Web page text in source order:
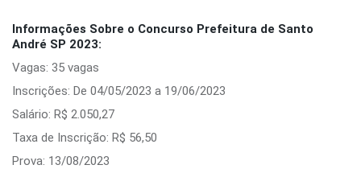
Informações Sobre o Concurso Prefeitura de Santo
André SP 2023:
Vagas: 35 vagas
Inscrições: De 04/05/2023 a 19/06/2023
Salário: R$ 2.050,27
Taxa de Inscrição: R$ 56,50
Prova: 13/08/2023